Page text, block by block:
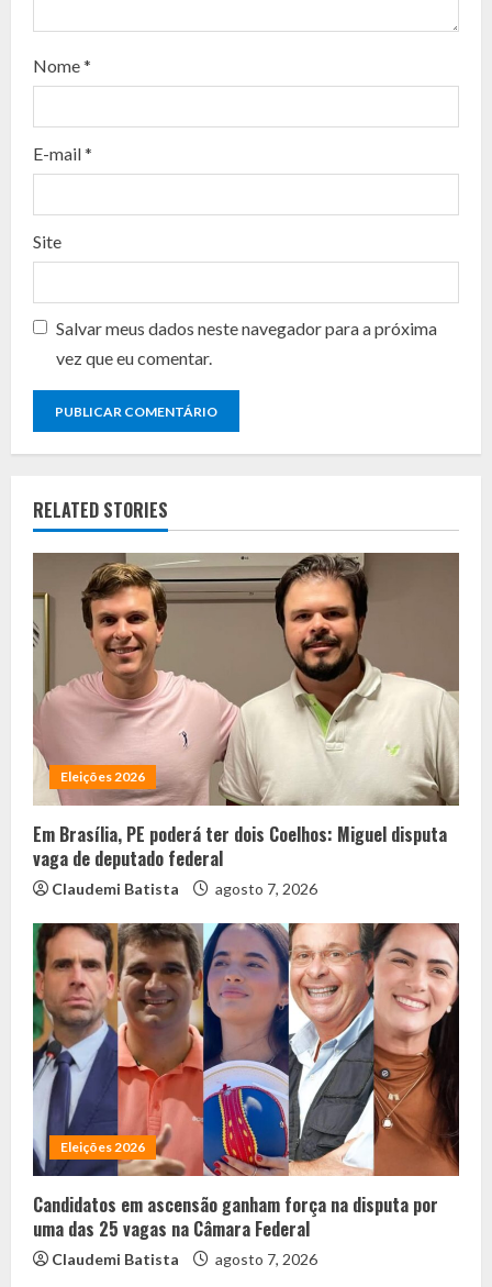
a
d
n
g
Nome*
E-mail*
Site
Salvar meus dados neste navegador para a próxima
vez que eu comentar.
RELATED STORIES
Eleições 2026
Em Brasília, PE poderá ter dois Coelhos: Miguel disputa
vaga de deputado federal
Claudemi Batista agosto 7, 2026
Eleições 2026
Candidatos em ascensão ganham força na disputa por
uma das 25 vagas na Câmara Federal
Claudemi Batista agosto 7, 2026